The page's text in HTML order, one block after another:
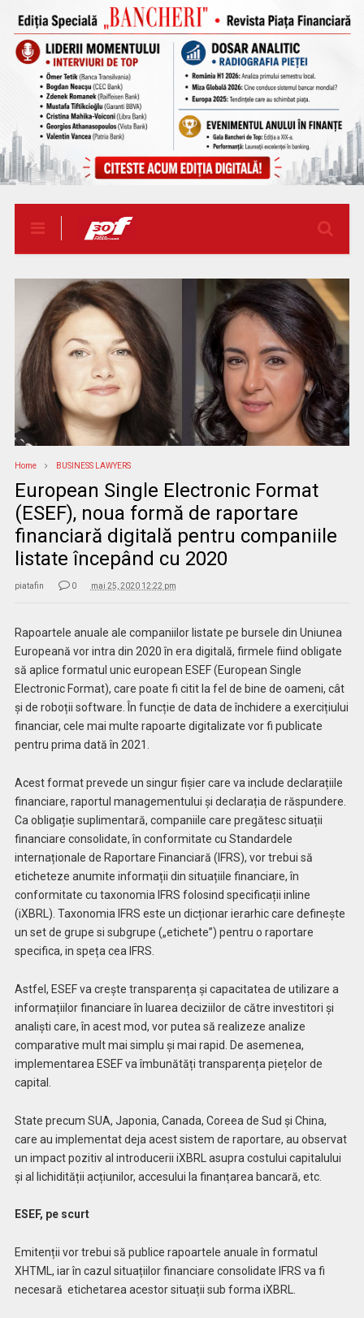
Home BUSINESS LAWYERS
European Single Electronic Format
(ESEF), noua formă de raportare
financiară digitală pentru companiile
listate începând cu 2020
piatafin 0 mai 25, 2020 12:22 pm
Rapoartele anuale ale companiilor listate pe bursele din Uniunea
Europeană vor intra din 2020 în era digitală, firmele fiind obligate
să aplice formatul unic european ESEF (European Single
Electronic Format), care poate fi citit la fel de bine de oameni, cât
și de roboții software. În funcție de data de închidere a exercițiului
financiar, cele mai multe rapoarte digitalizate vor fi publicate
pentru prima dată în 2021.
Acest format prevede un singur fișier care va include declarațiile
financiare, raportul managementului și declarația de răspundere.
Ca obligație suplimentară, companiile care pregătesc situații
financiare consolidate, în conformitate cu Standardele
internaționale de Raportare Financiară (IFRS), vor trebui să
eticheteze anumite informații din situațiile financiare, în
conformitate cu taxonomia IFRS folosind specificații inline
(iXBRL). Taxonomia IFRS este un dicționar ierarhic care definește
un set de grupe si subgrupe („etichete”) pentru o raportare
specifica, in speța cea IFRS.
Astfel, ESEF va crește transparența și capacitatea de utilizare a
informațiilor financiare în luarea deciziilor de către investitori și
analiști care, în acest mod, vor putea să realizeze analize
comparative mult mai simplu și mai rapid. De asemenea,
implementarea ESEF va îmbunătăți transparența piețelor de
capital.
State precum SUA, Japonia, Canada, Coreea de Sud și China,
care au implementat deja acest sistem de raportare, au observat
un impact pozitiv al introducerii iXBRL asupra costului capitalului
și al lichidității acțiunilor, accesului la finanțarea bancară, etc.
ESEF, pe scurt
Emitenții vor trebui să publice rapoartele anuale în formatul
XHTML, iar în cazul situațiilor financiare consolidate IFRS va fi
necesară etichetarea acestor situații sub forma iXBRL.